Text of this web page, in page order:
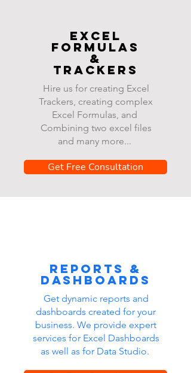
Excel
FOrmulas
&
Trackers
Hire us for creating Excel
Trackers, creating complex
Excel Formulas, and
Combining two excel files
and many more...
Get Free Consultation
Reports &
dashboards
Get dynamic reports and
dashboards created for your
business. We provide expert
services for Excel Dashboards
as well as for Data Studio.